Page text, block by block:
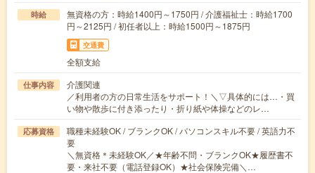
時給
無資格の方：時給1400円～1750円 / 介護福祉士：時給1700
円～2125円 / 初任者以上：時給1500円～1875円
交通費
全額支給
仕事内容
介護関連
／利用者の方の日常生活をサポート！＼▽具体的には…・買
い物や散歩に付き添ったり・折り紙や体操などのレ…
応募資格
職種未経験OK / ブランクOK / パソコンスキル不要 / 英語力不
要
＼無資格＊未経験OK／★年齢不問・ブランクOK★履歴書不
要・来社不要（電話登録OK）★社会保険完備＼…